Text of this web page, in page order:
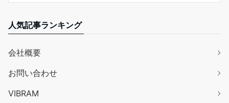
人気記事ランキング
会社概要
お問い合わせ
VIBRAM